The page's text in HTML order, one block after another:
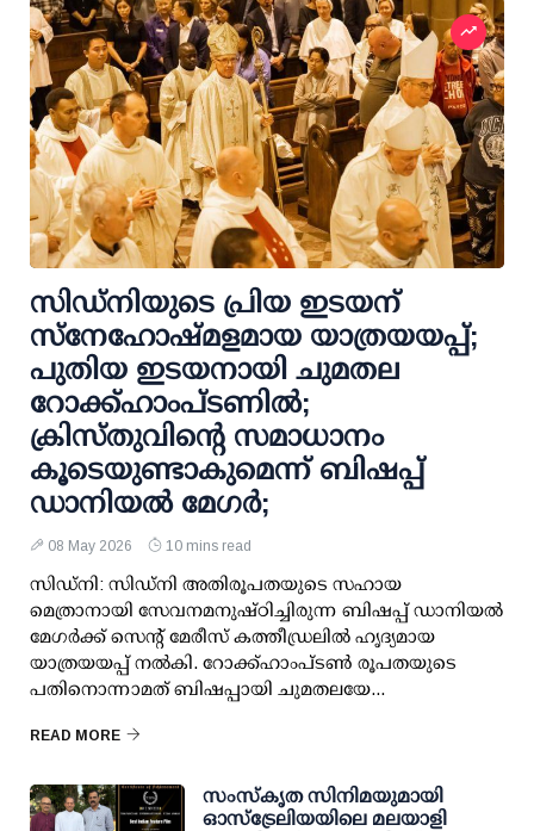
സിഡ്‌നിയുടെ പ്രിയ ഇടയന്
സ്നേഹോഷ്മളമായ യാത്രയയപ്പ്;
പുതിയ ഇട‌യനായി ചുമതല
റോക്ക്‌ഹാംപ്ടണിൽ;
ക്രിസ്തുവിന്റെ സമാധാനം
കൂടെയുണ്ടാകുമെന്ന് ബിഷപ്പ്
ഡാനിയൽ മേഗർ;
08 May 2026 10 mins read
സിഡ്‌നി: സിഡ്‌നി അതിരൂപതയുടെ സഹായ
മെത്രാനായി സേവനമനുഷ്ഠിച്ചിരുന്ന ബിഷപ്പ് ഡാനിയൽ
മേഗർക്ക് സെന്റ് മേരീസ് കത്തീഡ്രലിൽ ഹൃദ്യമായ
യാത്രയയപ്പ് നൽകി. റോക്ക്‌ഹാംപ്ടൺ രൂപതയുടെ
പതിനൊന്നാമത് ബിഷപ്പായി ചുമതലയേ...
READ MORE
സംസ്‌കൃത സിനിമയുമായി
ഓസ്‌ട്രേലിയയിലെ മലയാളി